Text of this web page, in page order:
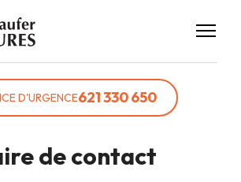
D'URGENCE621 330 650
de contact